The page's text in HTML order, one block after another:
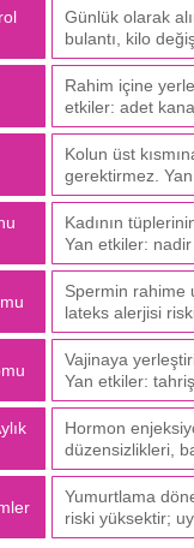
Günlük olarak
bulantı, kilo
Rahim içine
etkiler: adet
Kolun üst
gerektirmez.
Kadının
Yan etkiler:
Spermin rahime
lateks alerjisi
Vajinaya
Yan etkiler:
Hormon
düzensizlikleri,
Yumurtlama
riski yüksektir;